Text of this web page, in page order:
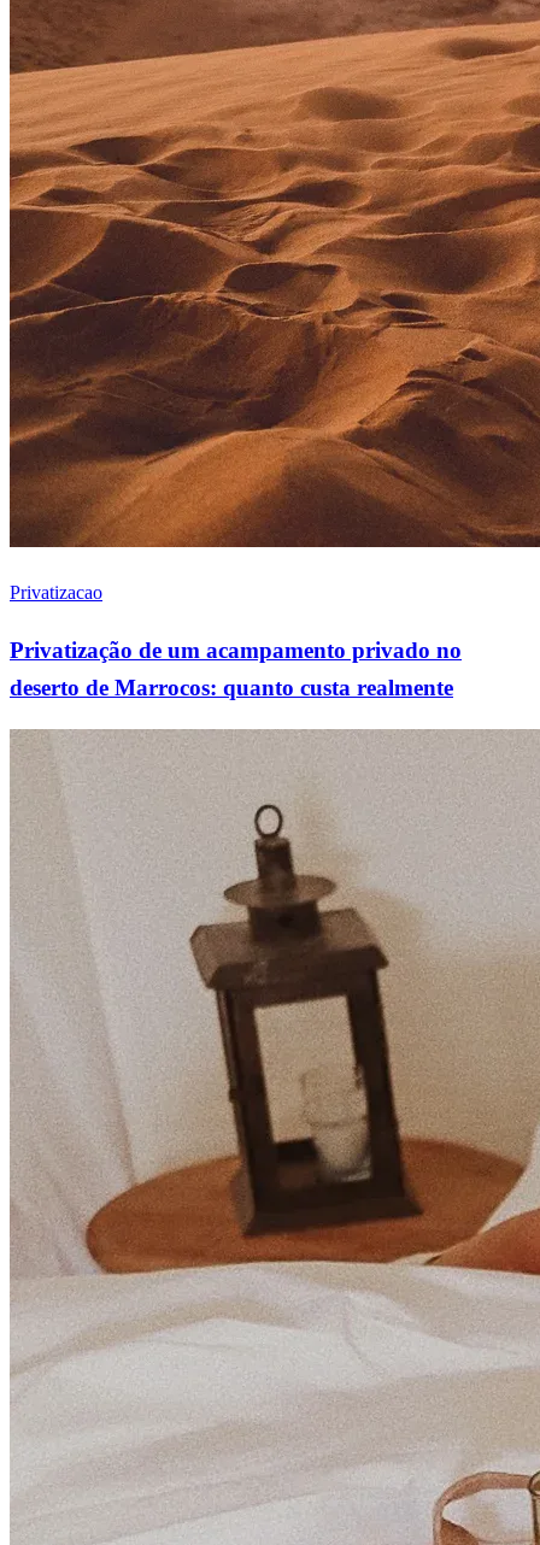
Privatizacao
Privatização de um acampamento privado no
deserto de Marrocos: quanto custa realmente